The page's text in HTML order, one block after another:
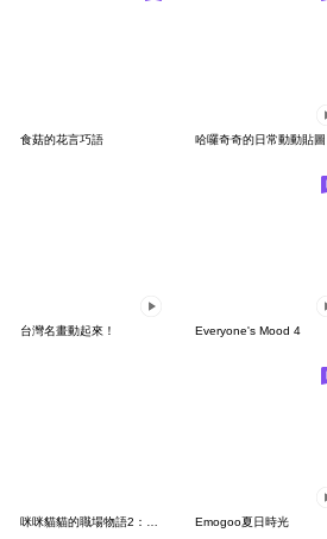
食菇的花言巧語 哈囉奇奇的日常動動貼圖
台灣名畫動起來！ Everyone's Mood 4
咪咪貓貓的職場物語2：實用篇 Emogoo夏日時光